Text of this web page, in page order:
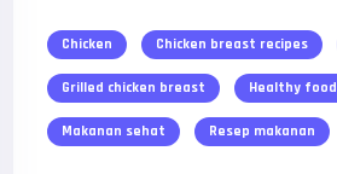
Chicken Chicken breast recipes
Grilled chicken breast Healthy food
Makanan sehat Resep makanan